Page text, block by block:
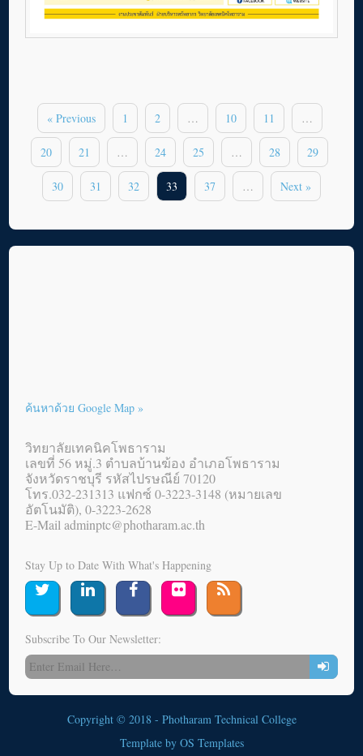
« Previous 1 2 … 10 11 …
20 21 … 24 25 … 28 29
30 31 32 33 37 … Next »
ค้นหาด้วย Google Map »
วิทยาลัยเทคนิคโพธาราม
เลขที่ 56 หมู่.3 ตำบลบ้านฆ้อง อำเภอโพธาราม
จังหวัดราชบุรี รหัสไปรษณีย์ 70120
โทร.032-231313 แฟกซ์ 0-3223-3148 (หมายเลข
อัตโนมัติ), 0-3223-2628
E-Mail adminptc@photharam.ac.th
Stay Up to Date With What's Happening
Subscribe To Our Newsletter:
Copyright © 2018 - Photharam Technical College
Template by OS Templates